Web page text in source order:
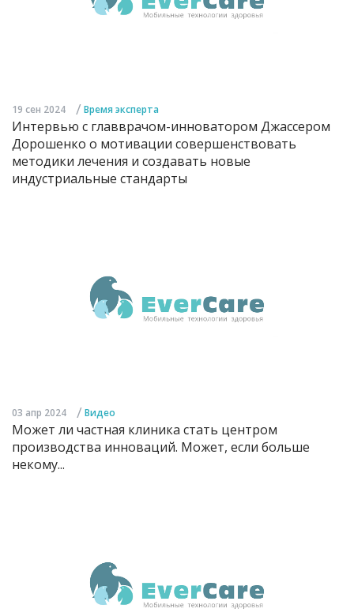
19 сен 2024 / Время эксперта
Интервью с главврачом-инноватором Джассером
Дорошенко о мотивации совершенствовать
методики лечения и создавать новые
индустриальные стандарты
03 апр 2024 / Видео
Может ли частная клиника стать центром
производства инноваций. Может, если больше
некому...